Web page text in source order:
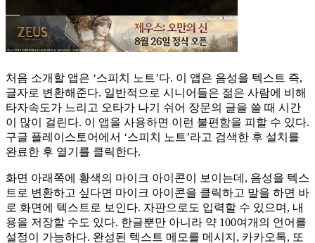
처음 소개할 앱은 ‘스피치 노트’다. 이 앱은 음성을 텍스트 즉,
글자로 변환해준다. 일반적으로 시니어들은 젊은 사람에 비해
타자속도가 느리고 오타가 나기 쉬어 장문의 글을 쓸 때 시간
이 많이 걸린다. 이 앱을 사용하면 이런 불편함을 피할 수 있다.
구글 플레이스토어에서 ‘스피치 노트’라고 검색한 후 설치를
완료한 후 열기를 클릭한다.
화면 아래쪽에 황색의 마이크 아이콘이 보이는데, 음성을 텍스
트로 변환하고 싶다면 마이크 아이콘을 클릭하고 말을 하면 바
로 화면에 텍스트로 보인다. 자판으로도 입력할 수 있으며, 내
용을 저장할 수도 있다. 한글뿐만 아니라 약 100여개의 언어를
설정이 가능하다. 완성된 텍스트 메모를 메시지, 카카오톡, 또